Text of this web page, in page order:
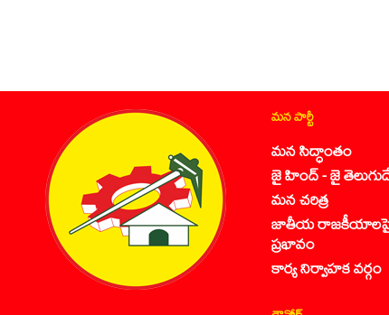
మన పార్టీ
మన సిద్ధాంతం
జై హింద్ - జై
మన చరిత్ర
జాతీయ రాజకీయాలపై
ప్రభావం
కార్య నిర్వాహక వర్గం